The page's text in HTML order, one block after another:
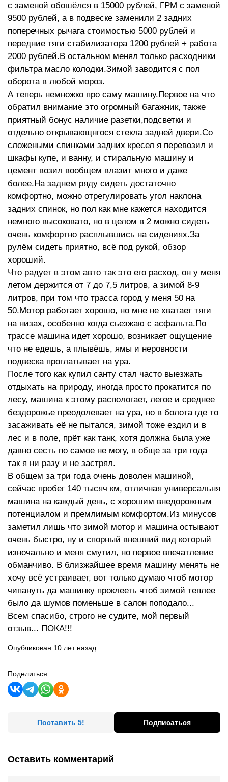
с заменой обошёлся в 15000 рублей, ГРМ с заменой
9500 рублей, а в подвеске заменили 2 задних
поперечных рычага стоимостью 5000 рублей и
передние тяги стабилизатора 1200 рублей + работа
2000 рублей.В остальном менял только расходники
фильтра масло колодки.Зимой заводится с пол
оборота в любой мороз.
А теперь немножко про саму машину.Первое на что
обратил внимание это огромный багажник, также
приятный бонус наличие разетки,подсветки и
отдельно открывающнгося стекла задней двери.Со
сложеными спинками задних кресел я перевозил и
шкафы купе, и ванну, и стиральную машину и
цемент возил вообщем влазит много и даже
более.На заднем ряду сидеть достаточно
комфортно, можно отрегулировать угол наклона
задних спинок, но пол как мне кажется находится
немного высоковато, но в целом в 2 можно сидеть
очень комфортно расплывшись на сидениях.За
рулём сидеть приятно, всё под рукой, обзор
хороший.
Что радует в этом авто так это его расход, он у меня
летом держится от 7 до 7,5 литров, а зимой 8-9
литров, при том что трасса город у меня 50 на
50.Мотор работает хорошо, но мне не хватает тяги
на низах, особенно когда сьезжаю с асфальта.По
трассе машина идет хорошо, возникает ощущение
что не едешь, а плывёшь, ямы и неровности
подвеска проглатывает на ура.
После того как купил санту стал часто выезжать
отдыхать на природу, иногда просто прокатится по
лесу, машина к этому распологает, легое и среднее
бездорожье преодолевает на ура, но в болота где то
засаживать её не пытался, зимой тоже ездил и в
лес и в поле, прёт как танк, хотя должна была уже
давно сесть по самое не могу, в обще за три года
так я ни разу и не застрял.
В общем за три года очень доволен машиной,
сейчас пробег 140 тысяч км, отличная универсальня
машина на каждый день, с хорошим внедорожным
потенциалом и премлимым комфортом.Из минусов
заметил лишь что зимой мотор и машина остывают
очень быстро, ну и спорный внешний вид который
изночально и меня смутил, но первое впечатление
обманчиво. В близжайшее время машину менять не
хочу всё устраивает, вот только думаю чтоб мотор
чипануть да машинку проклееть чтоб зимой теплее
было да шумов поменьше в салон поподало...
Всем спасибо, строго не судите, мой первый
отзыв... ПОКА!!!
Опубликован 10 лет назад
Поделиться:
Поставить 5! Подписаться
Оставить комментарий